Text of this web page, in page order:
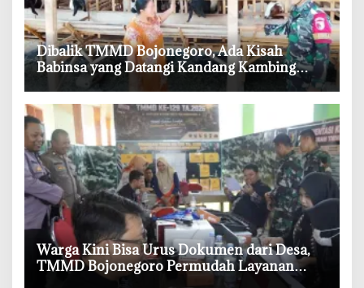
‎Dibalik TMMD Bojonegoro, Ada Kisah
Babinsa yang Datangi Kandang Kambing
Demi Dengar Keluh Warga
‎Warga Kini Bisa Urus Dokumen dari Desa,
TMMD Bojonegoro Permudah Layanan
Adminduk